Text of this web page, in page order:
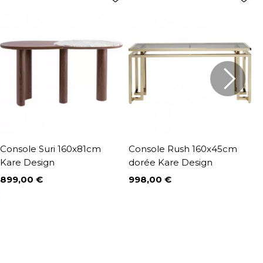
Console Suri 160x81cm
Kare Design
Prix
899,00 €
Console Rush 160x45cm
dorée Kare Design
Prix
998,00 €